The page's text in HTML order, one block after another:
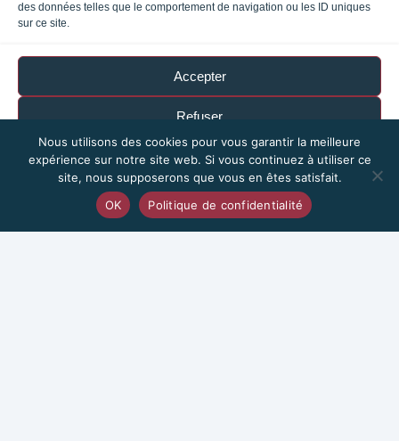
des données telles que le comportement de navigation ou les ID uniques
sur ce site.
Accepter
Refuser
Voir les préférences
Politique de cookiesPolitique de confidentialité Mentions légales
© Mentions Légales
Nous utilisons des cookies pour vous garantir la meilleure
expérience sur notre site web. Si vous continuez à utiliser ce
site, nous supposerons que vous en êtes satisfait.
OK
Politique de confidentialité